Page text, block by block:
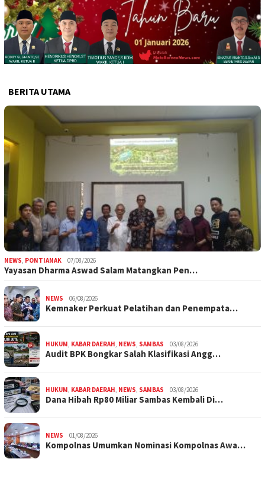
BERITA UTAMA
NEWS PONTIANAK 07/08/2026
Yayasan Dharma Aswad Salam Matangkan Pen…
NEWS 06/08/2026
Kemnaker Perkuat Pelatihan dan Penempata…
HUKUM KABAR DAERAH NEWS SAMBAS 03/08/2026
Audit BPK Bongkar Salah Klasifikasi Angg…
HUKUM KABAR DAERAH NEWS SAMBAS 03/08/2026
Dana Hibah Rp80 Miliar Sambas Kembali Di…
NEWS 01/08/2026
Kompolnas Umumkan Nominasi Kompolnas Awa…